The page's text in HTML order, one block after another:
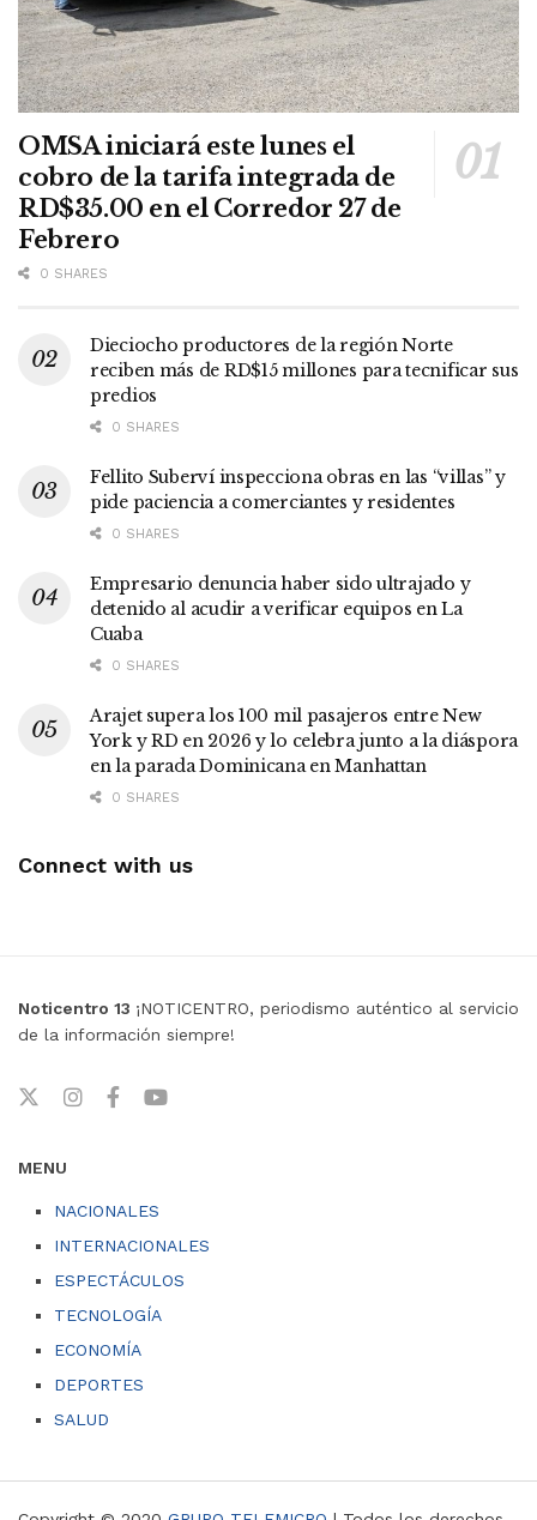
OMSA iniciará este lunes el
cobro de la tarifa integrada de
RD$35.00 en el Corredor 27 de
Febrero
0 SHARES
Dieciocho productores de la región Norte
reciben más de RD$15 millones para tecnificar sus
predios
0 SHARES
Fellito Suberví inspecciona obras en las “villas” y
pide paciencia a comerciantes y residentes
0 SHARES
Empresario denuncia haber sido ultrajado y
detenido al acudir a verificar equipos en La
Cuaba
0 SHARES
Arajet supera los 100 mil pasajeros entre New
York y RD en 2026 y lo celebra junto a la diáspora
en la parada Dominicana en Manhattan
0 SHARES
Connect with us
Noticentro 13 ¡NOTICENTRO, periodismo auténtico al servicio
de la información siempre!
MENU
NACIONALES
INTERNACIONALES
ESPECTÁCULOS
TECNOLOGÍA
ECONOMÍA
DEPORTES
SALUD